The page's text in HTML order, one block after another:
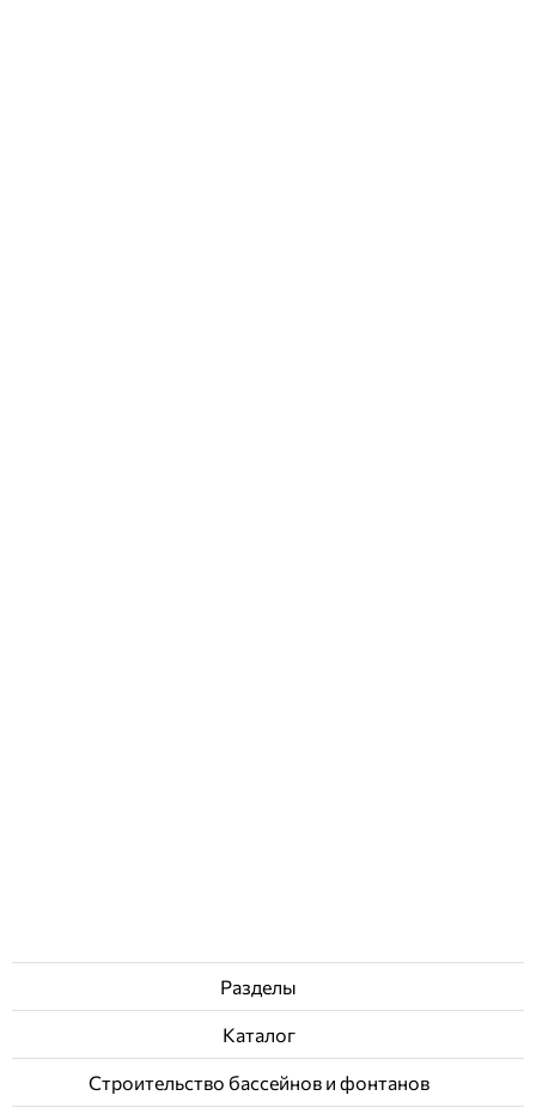
Разделы
Каталог
Строительство бассейнов и фонтанов